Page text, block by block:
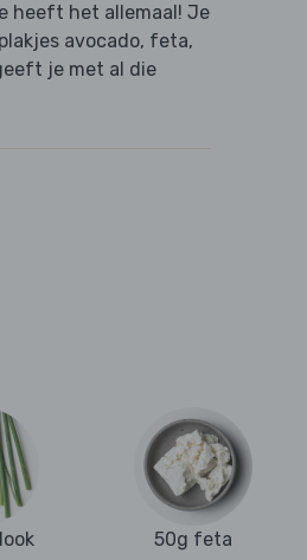
heeft het allemaal! Je
avocado, feta,
je met al die
50g feta